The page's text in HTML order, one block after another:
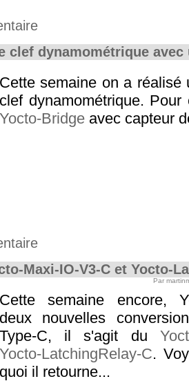
clef dynamométrique avec
Cette semaine on a réalisé
clef dynamométrique.
Yocto-Bridge avec capteur
Maxi-IO-V3-C et Yocto-
Par
Cette semaine encore,
deux nouvelles
Type-C, il s'agit du
Yocto-LatchingRelay-C.
quoi il retourne...